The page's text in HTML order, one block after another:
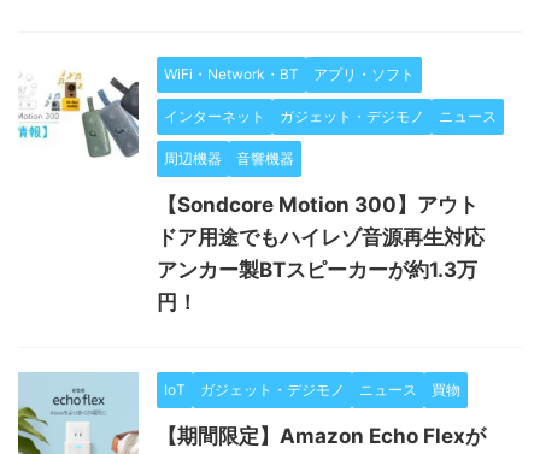
WiFi・Network・BT アプリ・ソフト
インターネット ガジェット・デジモノ ニュース
周辺機器 音響機器
【Sondcore Motion 300】アウト
ドア用途でもハイレゾ音源再生対応
アンカー製BTスピーカーが約1.3万
円！
IoT ガジェット・デジモノ ニュース 買物
【期間限定】Amazon Echo Flexが